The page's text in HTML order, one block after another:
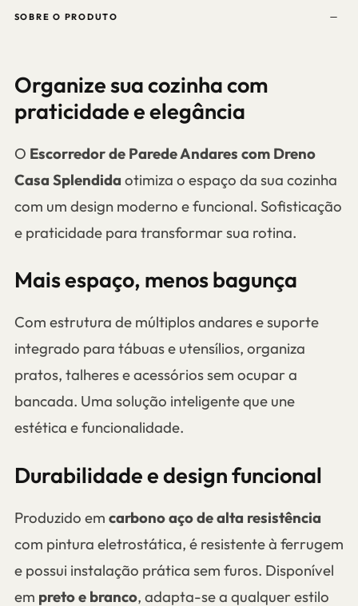
SOBRE O PRODUTO
Organize sua cozinha com
praticidade e elegância
O Escorredor de Parede Andares com Dreno
Casa Splendida otimiza o espaço da sua cozinha
com um design moderno e funcional. Sofisticação
e praticidade para transformar sua rotina.
Mais espaço, menos bagunça
Com estrutura de múltiplos andares e suporte
integrado para tábuas e utensílios, organiza
pratos, talheres e acessórios sem ocupar a
bancada. Uma solução inteligente que une
estética e funcionalidade.
Durabilidade e design funcional
Produzido em carbono aço de alta resistência
com pintura eletrostática, é resistente à ferrugem
e possui instalação prática sem furos. Disponível
em preto e branco, adapta-se a qualquer estilo